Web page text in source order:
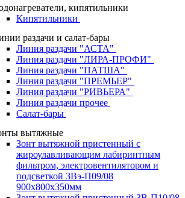
кипятильники
Кипятильники
раздачи и салат-бары
Линия раздачи "АСТА"
Линия раздачи "ЛИРА-ПРОФИ"
Линия раздачи "ПАТША"
Линия раздачи "ПРЕМЬЕР"
Линия раздачи "РИВЬЕРА"
Линия раздачи прочее
Салат-бары
вытяжные
Зонт вытяжной пристенный с
жироулавливающим лабиринтным
фильтром, электровентилятором и
подсветкой ЗВэ-П09/08
900х800х350мм